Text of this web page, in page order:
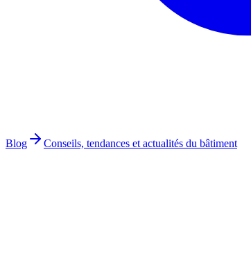
Blog Conseils, tendances et actualités du bâtiment